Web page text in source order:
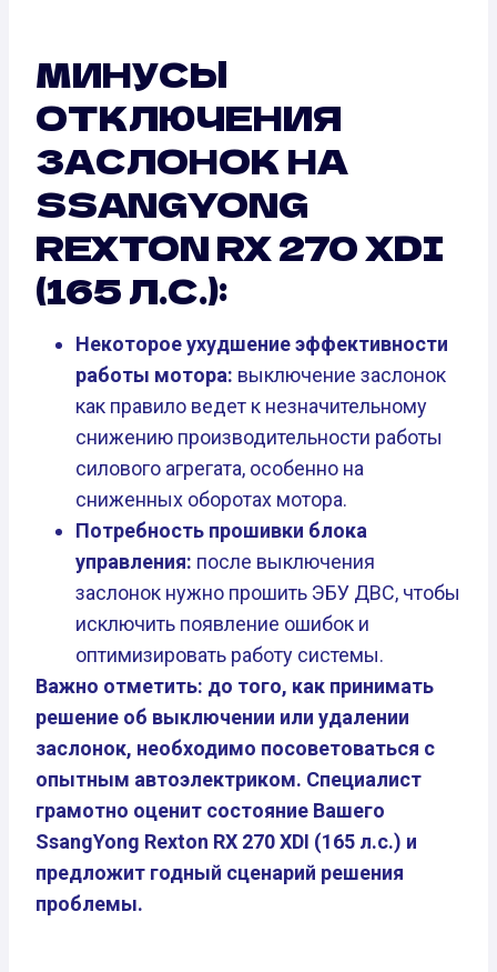
МИНУСЫ
ОТКЛЮЧЕНИЯ
ЗАСЛОНОК НА
SSANGYONG
REXTON RX 270 XDI
(165 Л.С.):
Некоторое ухудшение эффективности
работы мотора: выключение заслонок
как правило ведет к незначительному
снижению производительности работы
силового агрегата, особенно на
сниженных оборотах мотора.
Потребность прошивки блока
управления: после выключения
заслонок нужно прошить ЭБУ ДВС, чтобы
исключить появление ошибок и
оптимизировать работу системы.
Важно отметить: до того, как принимать
решение об выключении или удалении
заслонок, необходимо посоветоваться с
опытным автоэлектриком. Специалист
грамотно оценит состояние Вашего
SsangYong Rexton RX 270 XDI (165 л.с.) и
предложит годный сценарий решения
проблемы.